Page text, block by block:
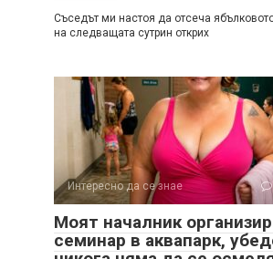
Съседът ми настоя да отсеча
на следващата сутрин открих
Интересно да се знае
Моят началник
семинар в аквапарк,